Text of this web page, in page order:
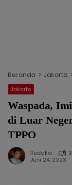
Beranda Jakarta
Jakarta
Waspada,
di Luar
TPPO
Redaksi
Juni 24, 2023